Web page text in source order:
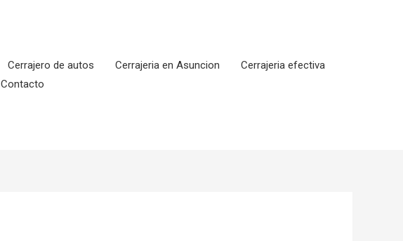
Cerrajero de autos Cerrajeria en Asuncion
Cerrajeria efectiva
Contacto